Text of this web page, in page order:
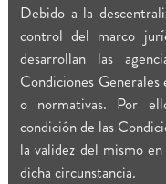
Debido a la
control del marco
desarrollan las
Condiciones Generales
o normativas. Por
condición de las
la validez del mismo
dicha circunstancia.